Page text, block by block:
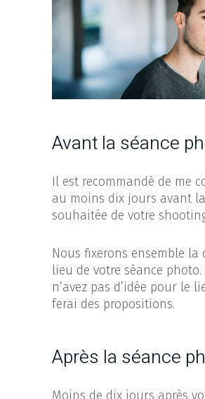
Avant la séance
Il est recommandé de me
au moins dix jours avant
souhaitée de votre
Nous fixerons ensemble la
lieu de votre séance photo.
n’avez pas d’idée pour le
ferai des propositions.
Après la séance
Moins de dix jours après